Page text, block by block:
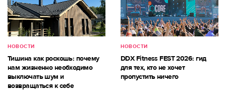
НОВОСТИ
Тишина как роскошь: почему
нам жизненно необходимо
выключать шум и
возвращаться к себе
НОВОСТИ
DDX Fitness FEST 2026: гид
для тех, кто не хочет
пропустить ничего